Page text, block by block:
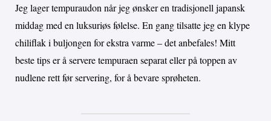
Jeg lager tempuraudon når jeg ønsker en tradisjonell japansk
middag med en luksuriøs følelse. En gang tilsatte jeg en klype
chiliflak i buljongen for ekstra varme – det anbefales! Mitt
beste tips er å servere tempuraen separat eller på toppen av
nudlene rett før servering, for å bevare sprøheten.